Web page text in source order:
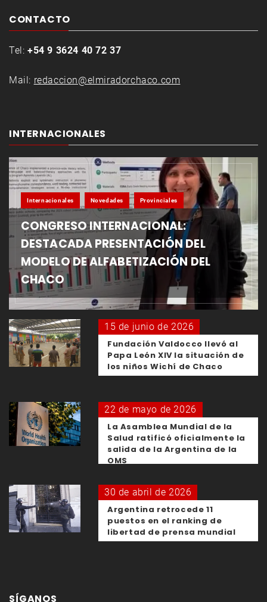
CONTACTO
Tel: +54 9 3624 40 72 37
Mail: redaccion@elmiradorchaco.com
INTERNACIONALES
Internacionales Novedades Provinciales
CONGRESO INTERNACIONAL:
DESTACADA PRESENTACIÓN DEL
MODELO DE ALFABETIZACIÓN DEL
CHACO
15 de junio de 2026
Fundación Valdocco llevó al
Papa León XIV la situación de
los niños Wichí de Chaco
22 de mayo de 2026
La Asamblea Mundial de la
Salud ratificó oficialmente la
salida de la Argentina de la
OMS
30 de abril de 2026
Argentina retrocede 11
puestos en el ranking de
libertad de prensa mundial
SÍGANOS